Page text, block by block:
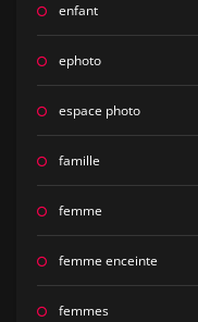
enfant
ephoto
espace photo
famille
femme
femme enceinte
femmes